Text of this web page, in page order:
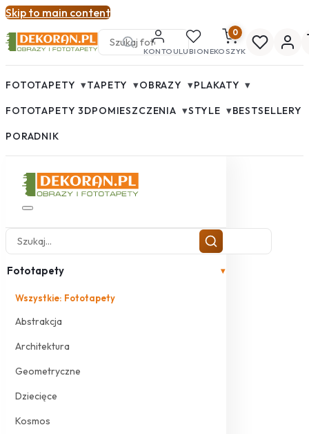
Skip to main content
KONTOULUBIONE
0
KOSZYK
FOTOTAPETY ▾TAPETY ▾OBRAZY ▾PLAKATY ▾
FOTOTAPETY 3DPOMIESZCZENIA ▾STYLE ▾BESTSELLERY
PORADNIK
Fototapety ▾
Wszystkie: Fototapety
Abstrakcja
Architektura
Geometryczne
Dziecięce
Kosmos